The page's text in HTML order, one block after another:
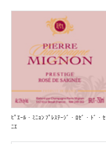
ﾋﾟｴｰﾙ・ﾐﾆｮﾝ ﾌﾟﾚｽﾃｰｼﾞ・ﾛｾﾞ・ﾄﾞ・ｾ
ﾆｴ